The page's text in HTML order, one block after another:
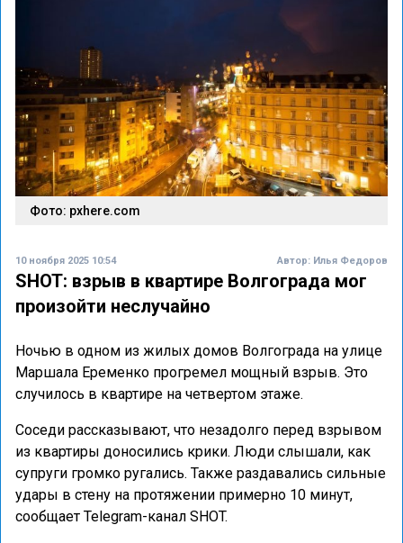
Фото: pxhere.com
10 ноября 2025 10:54 Автор: Илья Федоров
SHOT: взрыв в квартире Волгограда мог
произойти неслучайно
Ночью в одном из жилых домов Волгограда на улице
Маршала Еременко прогремел мощный взрыв. Это
случилось в квартире на четвертом этаже.
Соседи рассказывают, что незадолго перед взрывом
из квартиры доносились крики. Люди слышали, как
супруги громко ругались. Также раздавались сильные
удары в стену на протяжении примерно 10 минут,
сообщает Telegram-канал SHOT.